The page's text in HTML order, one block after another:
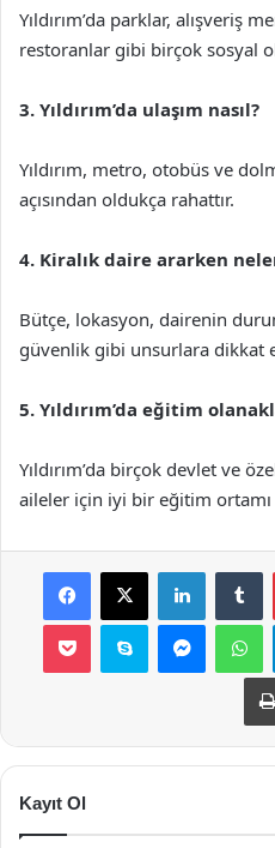
Yıldırım’da parklar, alışveriş
restoranlar gibi birçok sosyal
3. Yıldırım’da ulaşım nasıl?
Yıldırım, metro, otobüs ve
açısından oldukça rahattır.
4. Kiralık daire ararken
Bütçe, lokasyon, dairenin
güvenlik gibi unsurlara dikkat
5. Yıldırım’da eğitim
Yıldırım’da birçok devlet ve
aileler için iyi bir eğitim ortamı
Facebook
X LinkedIn
Pocket Skype
Kayıt Ol